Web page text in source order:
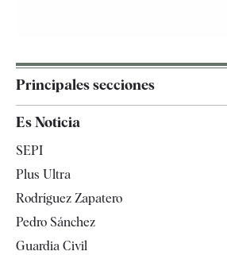
Principales secciones
Televisión
Es Noticia
SEPI
Plus Ultra
Rodríguez Zapatero
Pedro Sánchez
Guardia Civil